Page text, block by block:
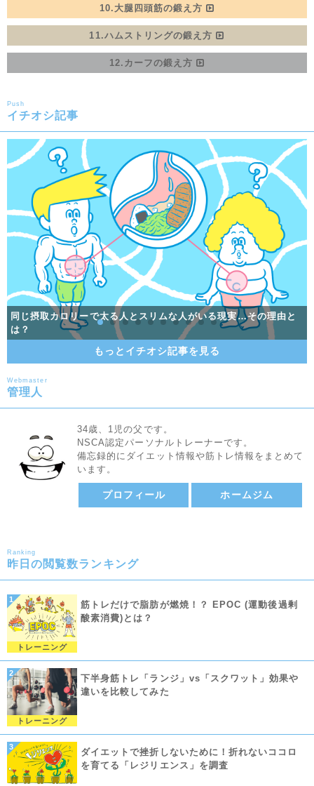
10.大腿四頭筋の鍛え方
11.ハムストリングの鍛え方
12.カーフの鍛え方
Push
イチオシ記事
ストレスを溜めやすい人のパターンと、ストレス解消法をご紹介
同じ摂取カロリーで太る人とスリムな人がいる現実…その理由と
は？ 男のダイエット入門！確実に痩せる最短距離にして王道の方法
サウナ道！略してサ道！サウナの正しい入り方やサウナ効果を調
効果的に筋肉をつけよう！筋肥大メソッド！
ホームジムの作り方！費用はパワーラック・床・鏡で総額〇〇〇
糖質オフ・糖質制限ダイエットの基礎知識アレコレ
バナナのこと見くびってた。お前すごいんだってな。
少しの工夫で健康的に痩せる！痩せる食べ方を伝授
プロテインって何？種類や効果をわかりやすく解説！
ストレスを溜めやすい人のパターンと、ストレス解消法をご紹介
同じ摂取カロリーで太る人とスリムな人がいる現実…その理由と
もっとイチオシ記事を見る
Webmaster
管理人
34歳、1児の父です。
NSCA認定パーソナルトレーナーです。
備忘録的にダイエット情報や筋トレ情報をまとめて
います。
プロフィール ホームジム
Ranking
昨日の閲覧数ランキング
トレーニング
筋トレだけで脂肪が燃焼！？ EPOC (運動後過剰
酸素消費)とは？
トレーニング
下半身筋トレ「ランジ」vs「スクワット」効果や
違いを比較してみた
ダイエットで挫折しないために！折れないココロ
を育てる「レジリエンス」を調査